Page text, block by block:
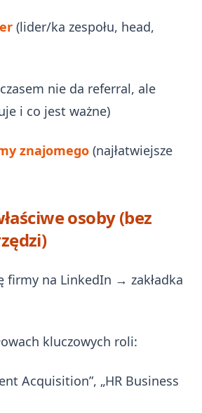
(lider/ka zespołu, head,
nie da referral, ale
i co jest ważne)
znajomego (najłatwiejsze
osoby (bez
firmy na LinkedIn → zakładka
kluczowych roli:
Acquisition”, „HR Business